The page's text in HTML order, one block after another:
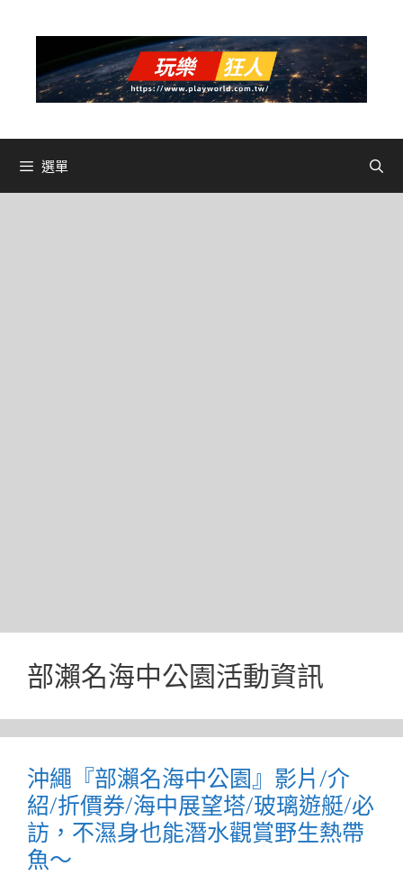
選單
部瀨名海中公園活動資訊
沖繩『部瀨名海中公園』影片/介
紹/折價券/海中展望塔/玻璃遊艇/必
訪，不濕身也能潛水觀賞野生熱帶
魚～